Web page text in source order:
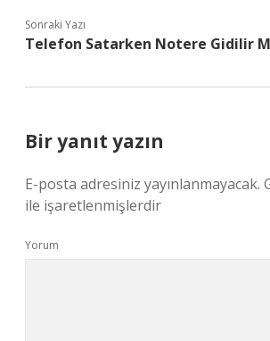
Sonraki Yazı
Telefon Satarken Notere Gidilir
Bir yanıt yazın
E-posta adresiniz yayınlanmayacak.
ile işaretlenmişlerdir
Yorum